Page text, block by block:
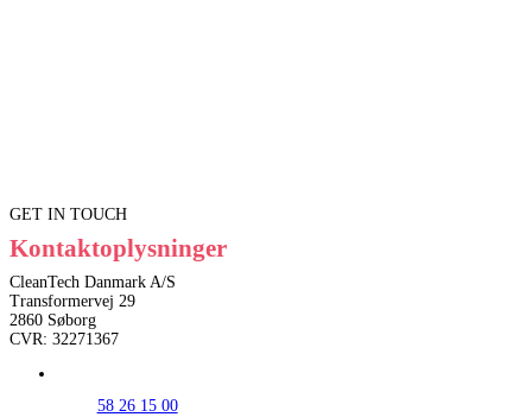
GET IN TOUCH
Kontaktoplysninger
CleanTech Danmark A/S
Transformervej 29
2860 Søborg
CVR: 32271367
58 26 15 00